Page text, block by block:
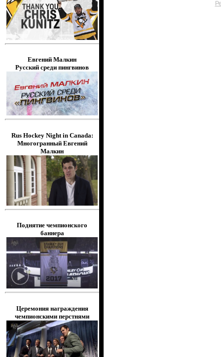
Евгений Малкин
Русский среди пингвинов
Rus Hockey Night in Canada:
Многогранный Евгений
Малкин
Поднятие чемпионского
баннера
Церемония награждения
чемпионскими перстнями